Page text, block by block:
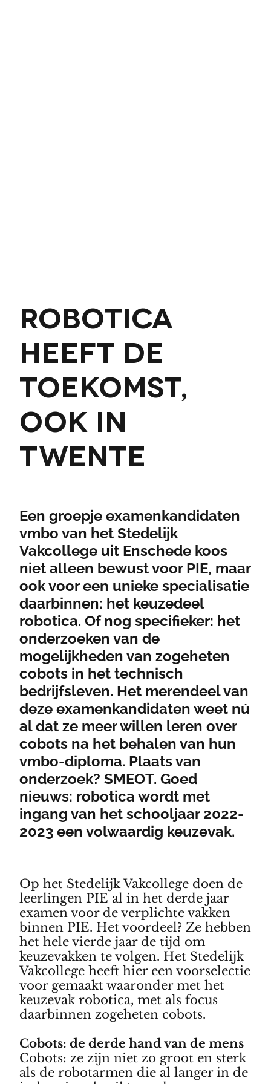
Robotica
heeft de
toekomst,
ook in
Twente
Een groepje examenkandidaten
vmbo van het Stedelijk
Vakcollege uit Enschede koos
niet alleen bewust voor PIE, maar
ook voor een unieke specialisatie
daarbinnen: het keuzedeel
robotica. Of nog specifieker: het
onderzoeken van de
mogelijkheden van zogeheten
cobots in het technisch
bedrijfsleven. Het merendeel van
deze examenkandidaten weet nú
al dat ze meer willen leren over
cobots na het behalen van hun
vmbo-diploma. Plaats van
onderzoek? SMEOT. Goed
nieuws: robotica wordt met
ingang van het schooljaar 2022-
2023 een volwaardig keuzevak.
Op het Stedelijk Vakcollege doen de
leerlingen PIE al in het derde jaar
examen voor de verplichte vakken
binnen PIE. Het voordeel? Ze hebben
het hele vierde jaar de tijd om
keuzevakken te volgen. Het Stedelijk
Vakcollege heeft hier een voorselectie
voor gemaakt waaronder met het
keuzevak robotica, met als focus
daarbinnen zogeheten cobots.
Cobots: de derde hand van de mens
Cobots: ze zijn niet zo groot en sterk
als de robotarmen die al langer in de